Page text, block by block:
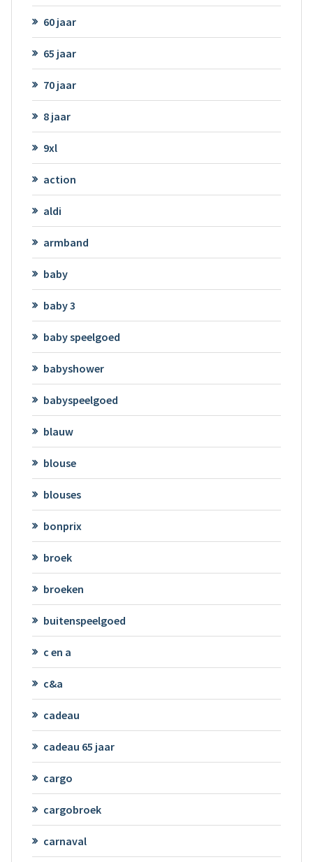
60 jaar
65 jaar
70 jaar
8 jaar
9xl
action
aldi
armband
baby
baby 3
baby speelgoed
babyshower
babyspeelgoed
blauw
blouse
blouses
bonprix
broek
broeken
buitenspeelgoed
c en a
c&a
cadeau
cadeau 65 jaar
cargo
cargobroek
carnaval